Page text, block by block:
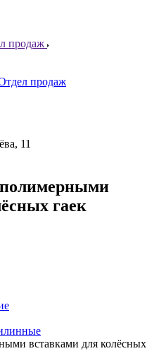
продаж
продаж
11
полимерными
гаек
вставками для колёсных